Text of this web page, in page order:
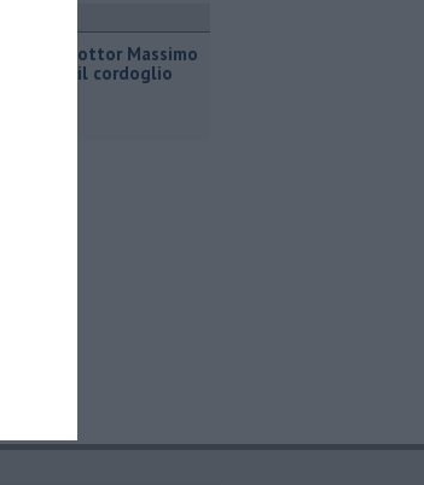
Addio al dottor Massimo
Campana, il cordoglio